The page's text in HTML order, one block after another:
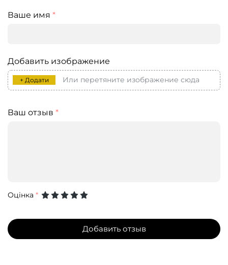
Ваше имя *
Добавить изображение
+ Додати Или перетяните изображение сюда
Ваш отзыв *
Оцінка *
Добавить отзыв